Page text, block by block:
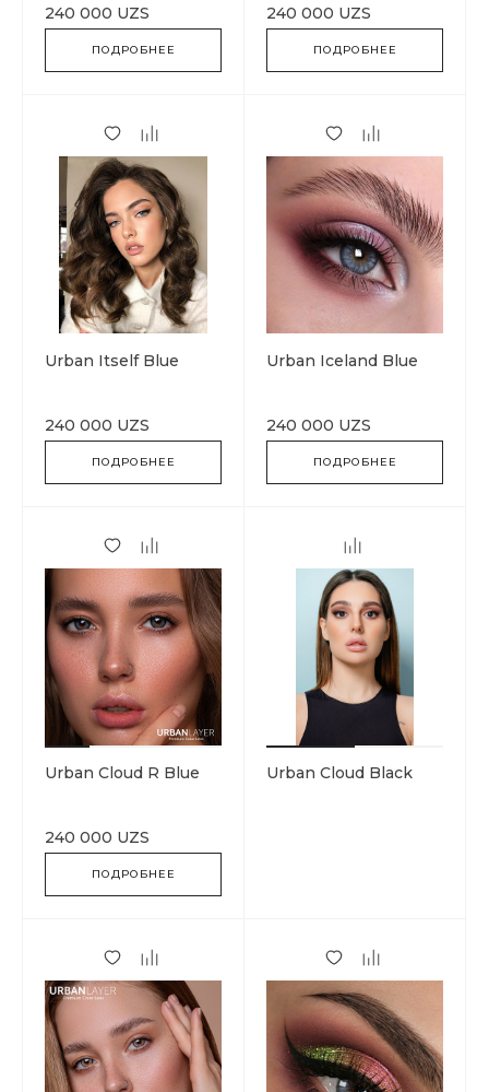
240 000 UZS
ПОДРОБНЕЕ
240 000 UZS
ПОДРОБНЕЕ
Urban Itself Blue
240 000 UZS
ПОДРОБНЕЕ
Urban Iceland Blue
240 000 UZS
ПОДРОБНЕЕ
Urban Cloud R Blue
240 000 UZS
ПОДРОБНЕЕ
Urban Cloud Black